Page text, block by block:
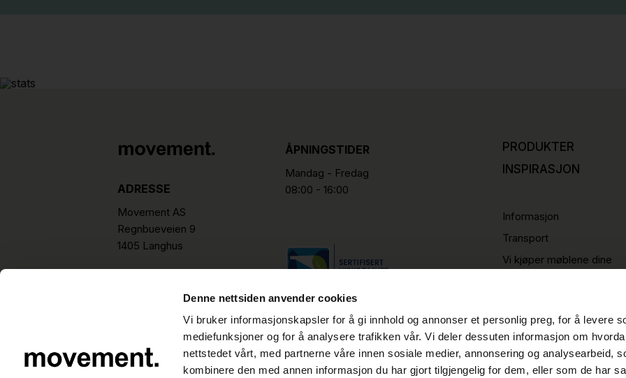
Denne nettsiden anvender cookies
Vi bruker informasjonskapsler for å gi innhold og annonser et personlig preg, for å levere
mediefunksjoner og for å analysere trafikken vår. Vi deler dessuten informasjon om
nettstedet vårt, med partnerne våre innen sosiale medier, annonsering og analysearbeid,
kombinere den med annen informasjon du har gjort tilgjengelig for dem, eller som de har
ADRESSE
Movement AS
Regnbueveien 9
1405 Langhus
hello@movement.as
ÅPNINGSTIDER
Mandag - Fredag
08:00 - 16:00
PRODUKTER
INSPIRASJON
Informasjon
Transport
Vi kjøper møblene dine